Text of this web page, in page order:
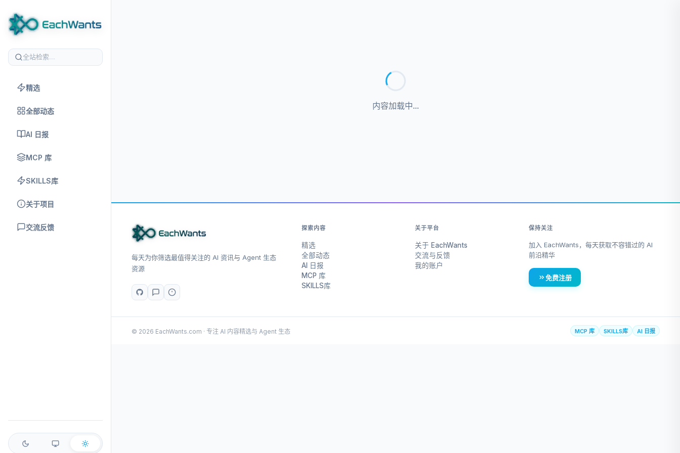
精选
全部动态
AI 日报
MCP 库
SKILLS库
关于项目
交流反馈
内容加载中...
每天为你筛选最值得关注的 AI 资讯与 Agent 生态
资源
探索内容
精选
全部动态
AI 日报
MCP 库
SKILLS库
关于平台
关于 EachWants
交流与反馈
我的账户
保持关注
加入 EachWants，每天获取不容错过的 AI
前沿精华
免费注册
© 2026 EachWants.com · 专注 AI 内容精选与 Agent 生态 MCP 库 SKILLS库 AI 日报